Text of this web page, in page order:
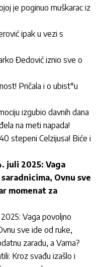
je poginuo muškarac iz
ipak u vezi s
Đedović iznio sve o
Pričala i o ubist*u
izgubio davnih dana
na meti napada!
stepeni Celzijusa! Biće i
juli 2025: Vaga
Ovnu sve
momenat za
Vaga povoljno
sve ide od ruke,
zaradu, a Vama?
Kroz svađu izašlo i